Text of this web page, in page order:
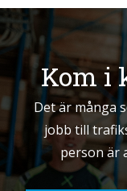
Kom i
Det är många
jobb till
person är